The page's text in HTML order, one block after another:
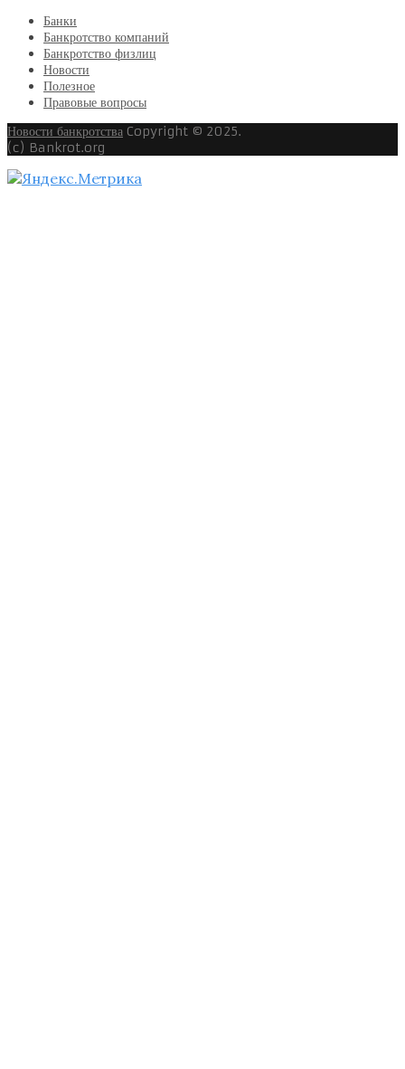
Банки
Банкротство компаний
Банкротство физлиц
Новости
Полезное
Правовые вопросы
Новости банкротства Copyright © 2025.
(c) Bankrot.org